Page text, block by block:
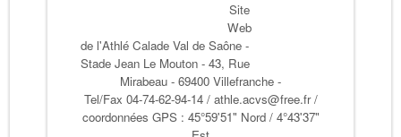
Site
Web
de l'Athlé Calade Val de Saône -
Stade Jean Le Mouton - 43, Rue
Mirabeau - 69400 Villefranche -
Tel/Fax 04-74-62-94-14 / athle.acvs@free.fr /
coordonnées GPS : 45°59'51" Nord / 4°43'37"